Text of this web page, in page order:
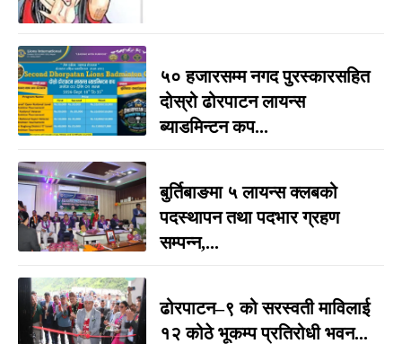
५० हजारसम्म नगद पुरस्कारसहित
दोस्रो ढोरपाटन लायन्स
ब्याडमिन्टन कप...
बुर्तिबाङमा ५ लायन्स क्लबको
पदस्थापन तथा पदभार ग्रहण
सम्पन्न,...
ढोरपाटन–९ को सरस्वती माविलाई
१२ कोठे भूकम्प प्रतिरोधी भवन...